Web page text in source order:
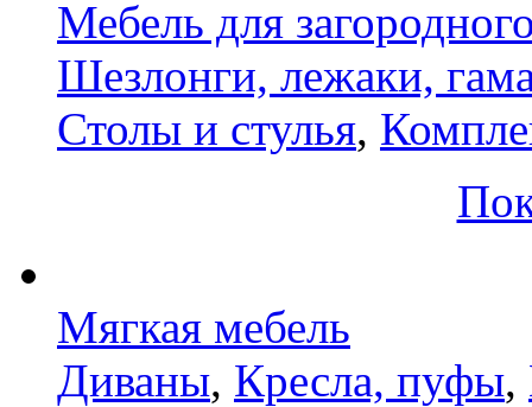
Мебель для
Шезлонги, лежаки,
Столы и стулья,
Мягкая мебель
Диваны, Кресла, пуфы,